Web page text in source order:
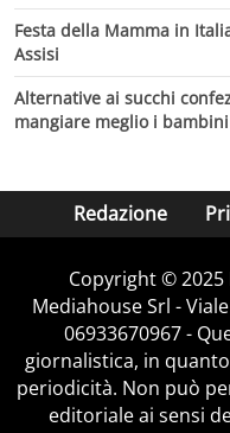
Festa della Mamma in
Assisi
Alternative ai succhi
mangiare meglio i bambini
Redazione
Copyright ©
Mediahouse Srl -
06933670967 -
giornalistica, in
periodicità. Non può
editoriale ai sensi